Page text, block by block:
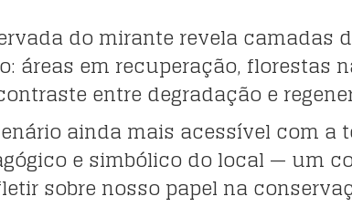
do mirante revela camadas
áreas em recuperação, florestas
entre degradação e
ainda mais acessível com a
e simbólico do local — um
sobre nosso papel na